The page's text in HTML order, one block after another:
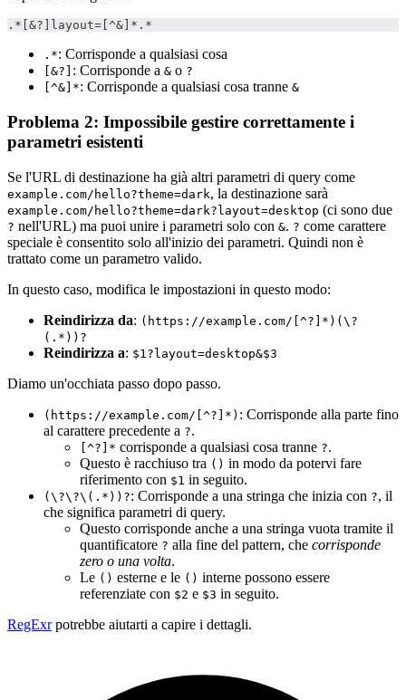
.*[&?]layout=[^&]*.*
.*: Corrisponde a qualsiasi cosa
[&?] : Corrisponde a & o ?
[^&]*: Corrisponde a qualsiasi cosa tranne &
Problema 2: Impossibile gestire correttamente i
parametri esistenti
Se l'URL di destinazione ha già altri parametri di query come
example.com/hello?theme=dark, la destinazione sarà
example.com/hello?theme=dark?layout=desktop (ci sono due
? nell'URL) ma puoi unire i parametri solo con &. ? come carattere
speciale è consentito solo all'inizio dei parametri. Quindi non è
trattato come un parametro valido.
In questo caso, modifica le impostazioni in questo modo:
Reindirizza da: (https://example.com/[^?]*)(\?
(.*))?
Reindirizza a: $1?layout=desktop&$3
Diamo un'occhiata passo dopo passo.
(https://example.com/[^?]*) : Corrisponde alla parte fino
al carattere precedente a ?.
[^?]* corrisponde a qualsiasi cosa tranne ?.
Questo è racchiuso tra () in modo da potervi fare
riferimento con $1 in seguito.
(\?\?\(.*))?: Corrisponde a una stringa che inizia con ?, il
che significa parametri di query.
Questo corrisponde anche a una stringa vuota tramite il
quantificatore ? alla fine del pattern, che corrisponde
zero o una volta.
Le () esterne e le () interne possono essere
referenziate con $2 e $3 in seguito.
RegExrpotrebbe aiutarti a capire i dettagli.